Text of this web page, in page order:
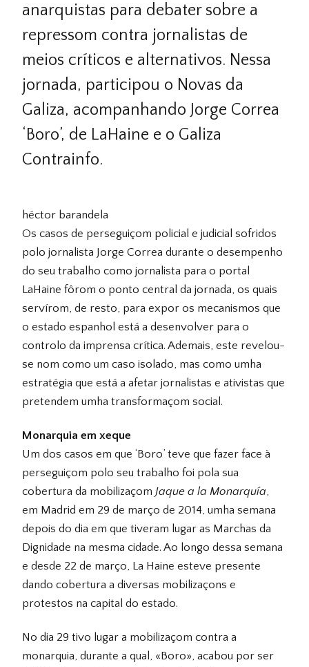
anarquistas para debater sobre a
repressom contra jornalistas de
meios críticos e alternativos. Nessa
jornada, participou o Novas da
Galiza, acompanhando Jorge Correa
‘Boro’, de LaHaine e o Galiza
Contrainfo.
héctor barandela
Os casos de perseguiçom policial e judicial sofridos
polo jornalista Jorge Correa durante o desempenho
do seu trabalho como jornalista para o portal
LaHaine fôrom o ponto central da jornada, os quais
servírom, de resto, para expor os mecanismos que
o estado espanhol está a desenvolver para o
controlo da imprensa crítica. Ademais, este revelou-
se nom como um caso isolado, mas como umha
estratégia que está a afetar jornalistas e ativistas que
pretendem umha transformaçom social.
Monarquia em xeque
Um dos casos em que ‘Boro’ teve que fazer face à
perseguiçom polo seu trabalho foi pola sua
cobertura da mobilizaçom Jaque a la Monarquía,
em Madrid em 29 de março de 2014, umha semana
depois do dia em que tiveram lugar as Marchas da
Dignidade na mesma cidade. Ao longo dessa semana
e desde 22 de março, La Haine esteve presente
dando cobertura a diversas mobilizaçons e
protestos na capital do estado.
No dia 29 tivo lugar a mobilizaçom contra a
monarquia, durante a qual, «Boro», acabou por ser